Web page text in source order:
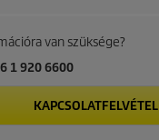
van szüksége?
1 920 6600
KAPCSOLATFELVÉTEL